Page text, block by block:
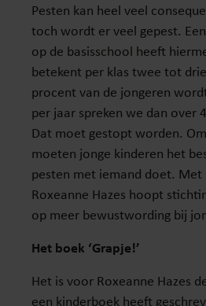
Pesten kan heel veel
toch wordt er veel gepest.
op de basisschool heeft
betekent per klas twee tot
procent van de jongeren
per jaar spreken we dan over
Dat moet gestopt worden.
moeten jonge kinderen het
pesten met iemand doet.
Roxeanne Hazes hoopt
op meer bewustwording bij
Het boek ‘Grapje!’
Het is voor Roxeanne Hazes
een kinderboek heeft